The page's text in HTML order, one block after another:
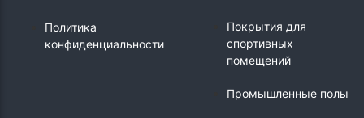
Политика
конфиденциальности
Покрытия для
спортивных
помещений
Промышленные полы